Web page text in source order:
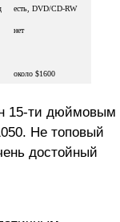
есть, DVD/CD-RW
нет
около $1600
15-ти дюймовым
Не топовый
достойный